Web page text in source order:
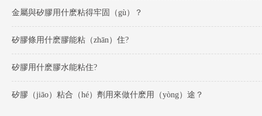
金屬與矽膠用什麽粘得牢固（gù）？
矽膠條用什麽膠能粘（zhān）住?
矽膠用什麽膠水能粘住?
矽膠（jiāo）粘合（hé）劑用來做什麽用（yòng）途？